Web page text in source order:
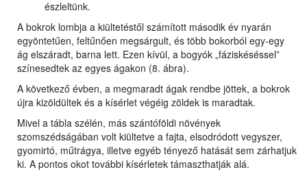
észleltünk.
A bokrok lombja a kiültetéstől számított második év nyarán
egyöntetűen, feltűnően megsárgult, és több bokorból egy-egy
ág elszáradt, barna lett. Ezen kívül, a bogyók „fáziskéséssel”
színesedtek az egyes ágakon (8. ábra).
A következő évben, a megmaradt ágak rendbe jöttek, a bokrok
újra kizöldültek és a kísérlet végéig zöldek is maradtak.
Mivel a tábla szélén, más szántóföldi növények
szomszédságában volt kiültetve a fajta, elsodródott vegyszer,
gyomirtó, műtrágya, illetve egyéb tényező hatását sem zárhatjuk
ki. A pontos okot további kísérletek támaszthatják alá.